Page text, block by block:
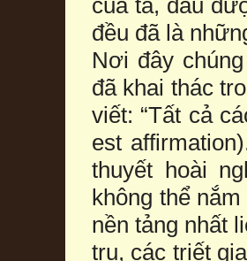
của ta, dầu
đều đã là
Nơi đây
đã khai thác
viết: “Tất cả
est
thuyết hoài
không thể
nền tảng nhất
trụ, các triết